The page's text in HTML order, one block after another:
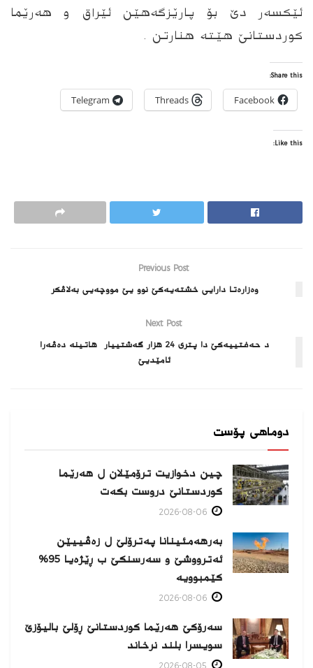
ئێكسه‌ر دێ بۆ پارێزگه‌هێن ئێراق و هه‌رێما
كوردستانێ هێته‌ هنارتن .
Share this:
Facebook
Threads
Telegram
Like this:
Previous Post
وه‌زاره‌تا دارایى خشته‌یه‌كێ نوو یێ مووچه‌یى به‌لاڤكر
Next Post
د حەفتییەکێ دا پترى 24 هزار گەشتییار هاتینە دەڤەرا
ئامێدیێ
دوماهی پۆست
چین دخوازیت ترۆمێلان ل هەرێما
كوردستانێ دروست بكەت
بەرهەمئینانا په‌ترۆلێ ل زه‌ڤییێن
ئەترووشێ و سەرسنكێ ب ڕێژەیا 95%
كێمبوویە
سەرۆکێ هەرێما کوردستانێ ڕۆلێ بالیۆزێ
سویسرا بلند نرخاند